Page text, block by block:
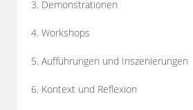
3. Demonstrationen
4. Workshops
5. Aufführungen und Inszenierungen
6. Kontext und Reflexion